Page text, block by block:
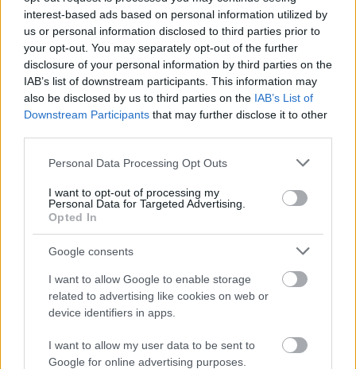
interest-based ads based on personal information utilized by
us or personal information disclosed to third parties prior to
your opt-out. You may separately opt-out of the further
disclosure of your personal information by third parties on the
IAB’s list of downstream participants. This information may
also be disclosed by us to third parties on the IAB’s List of
Downstream Participants that may further disclose it to other
Please note that this website/app uses one or more Google
not limited to your visit or usage behaviour. You may click to
grant or deny consent to Google and its third-party tags to
use your data for below specified purposes in below Google
Personal Data Processing Opt Outs
I want to opt-out of processing my
Personal Data for Targeted Advertising.
Opted In
Google consents
I want to allow Google to enable storage
related to advertising like cookies on web or
device identifiers in apps.
I want to allow my user data to be sent to
Google for online advertising purposes.